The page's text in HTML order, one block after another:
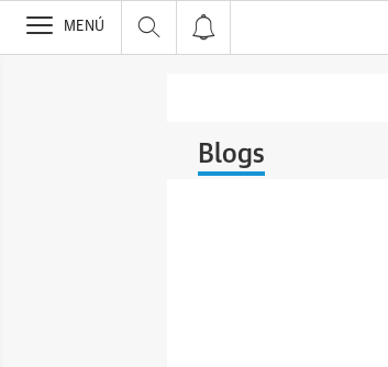
>
MENÚ
Blogs